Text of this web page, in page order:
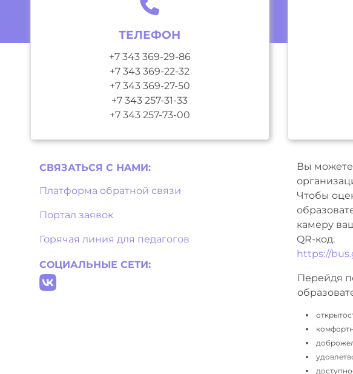
ТЕЛЕФОН
+7 343 369-29-86
+7 343 369-22-32
+7 343 369-27-50
+7 343 257-31-33
+7 343 257-73-00
СВЯЗАТЬСЯ С НAМИ:
Платформа обратной связи
Портал заявок
Горячая линия для педагогов
СОЦИАЛЬНЫЕ СЕТИ:
Вы
Чтобы
камеру
QR-код.
https://
Перейдя